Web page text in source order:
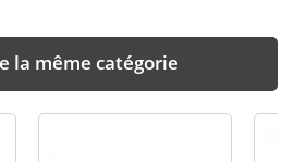
la même catégorie